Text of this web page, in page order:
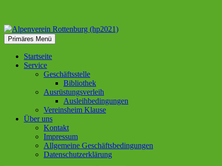
Alpenverein Rottenburg
(hp2021)
Suchen
Primäres Menü
Inhalt
Startseite
Service
Geschäftsstelle
Bibliothek
Ausrüstungsverleih
Ausleihbedingungen
Vereinsheim Klause
Über uns
Kontakt
Impressum
Allgemeine Geschäftsbedingungen
Datenschutzerklärung